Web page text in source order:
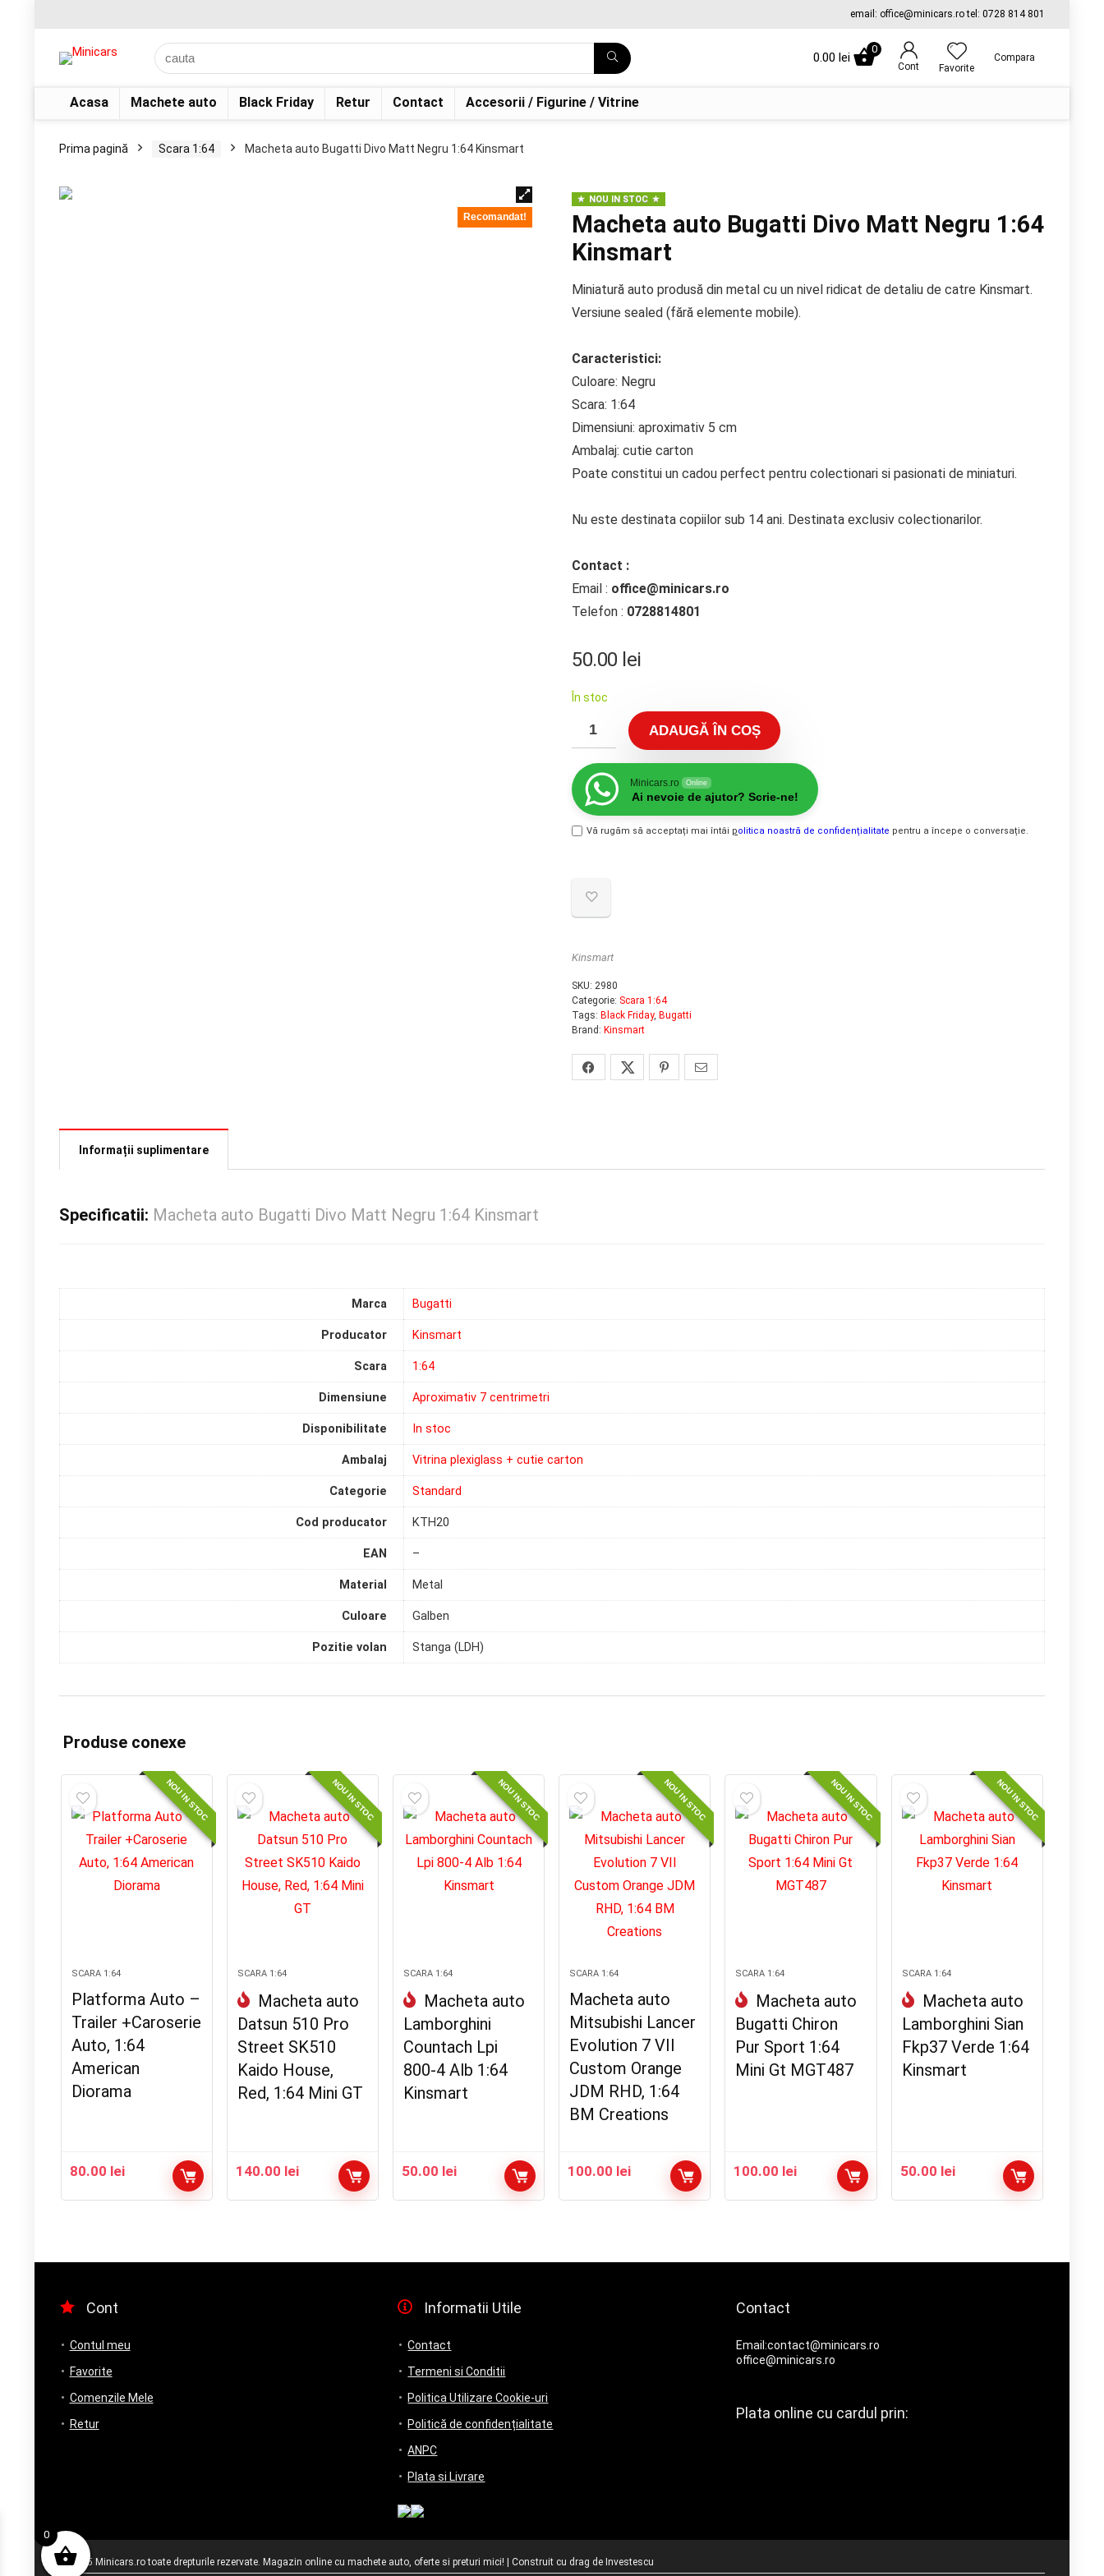
email: office@minicars.ro tel: 0728 814 801
0.00 lei
0
Cont Favorite
Compara
Acasa Machete auto Black Friday Retur Contact Accesorii / Figurine / Vitrine
Prima pagină Scara 1:64 Macheta auto Bugatti Divo Matt Negru 1:64 Kinsmart
Recomandat!
NOU IN STOC
Macheta auto Bugatti Divo Matt Negru 1:64
Kinsmart
Miniatură auto produsă din metal cu un nivel ridicat de detaliu de catre Kinsmart.
Versiune sealed (fără elemente mobile).
Caracteristici:
Culoare: Negru
Scara: 1:64
Dimensiuni: aproximativ 5 cm
Ambalaj: cutie carton
Poate constitui un cadou perfect pentru colectionari si pasionati de miniaturi.
Nu este destinata copiilor sub 14 ani. Destinata exclusiv colectionarilor.
Contact :
Email : office@minicars.ro
Telefon : 0728814801
50.00 lei
În stoc
ADAUGĂ ÎN COȘ
Minicars.ro Online
Ai nevoie de ajutor? Scrie-ne!
Vă rugăm să acceptați mai întâi politica noastră de confidențialitate pentru a începe o conversație.
Kinsmart
SKU: 2980
Categorie: Scara 1:64
Tags: Black Friday, Bugatti
Brand: Kinsmart
Informații suplimentare
Specificatii: Macheta auto Bugatti Divo Matt Negru 1:64 Kinsmart
Marca Bugatti
Producator Kinsmart
Scara 1:64
Dimensiune Aproximativ 7 centrimetri
Disponibilitate In stoc
Ambalaj Vitrina plexiglass + cutie carton
Categorie Standard
Cod producator KTH20
EAN –
Material Metal
Culoare Galben
Pozitie volan Stanga (LDH)
Produse conexe
NOU IN STOC
SCARA 1:64
Platforma Auto –
Trailer +Caroserie
Auto, 1:64
American
Diorama
80.00 lei
NOU IN STOC
SCARA 1:64
Macheta auto
Datsun 510 Pro
Street SK510
Kaido House,
Red, 1:64 Mini GT
140.00 lei
NOU IN STOC
SCARA 1:64
Macheta auto
Lamborghini
Countach Lpi
800-4 Alb 1:64
Kinsmart
50.00 lei
NOU IN STOC
SCARA 1:64
Macheta auto
Mitsubishi Lancer
Evolution 7 VII
Custom Orange
JDM RHD, 1:64
BM Creations
100.00 lei
NOU IN STOC
SCARA 1:64
Macheta auto
Bugatti Chiron
Pur Sport 1:64
Mini Gt MGT487
100.00 lei
NOU IN STOC
SCARA 1:64
Macheta auto
Lamborghini Sian
Fkp37 Verde 1:64
Kinsmart
50.00 lei
Cont
Contul meu
Favorite
Comenzile Mele
Retur
Informatii Utile
Contact
Termeni si Conditii
Politica Utilizare Cookie-uri
Politică de confidențialitate
ANPC
Plata si Livrare
Contact
Email:contact@minicars.ro
office@minicars.ro
Plata online cu cardul prin:
© 2025 Minicars.ro toate drepturile rezervate. Magazin online cu machete auto, oferte si preturi mici! | Construit cu drag de Investescu
0